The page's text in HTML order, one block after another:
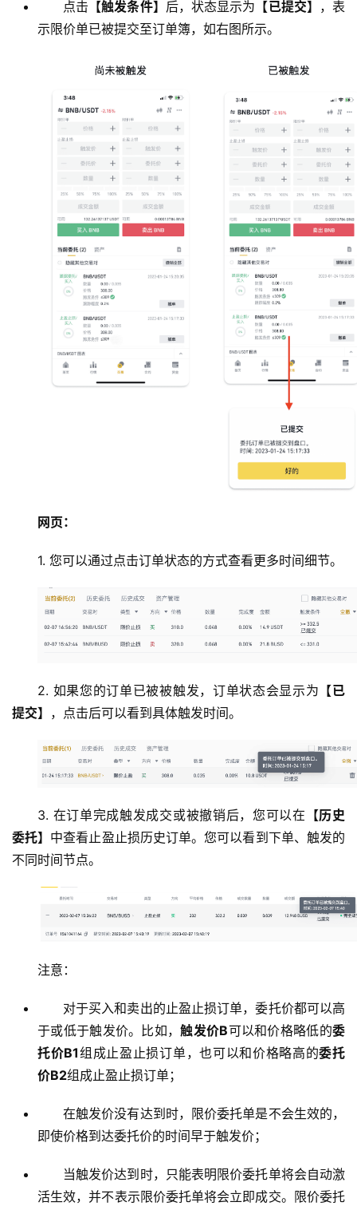
常
点击 【触发条件】 后，状态显示为 【已提交】 ，表
示限价单已被提交至订单簿，如右图所示。
网页：
1. 您可以通过点击订单状态的方式查看更多时间细节。
2. 如果您的订单已被被触发，订单状态会显示为 【已
提交】 ，点击后可以看到具体触发时间。
3. 在订单完成触发成交或被撤销后，您可以在 【历史
委托】 中查看止盈止损历史订单。您可以看到下单、触发的
不同时间节点。
注意：
对于买入和卖出的止盈止损订单，委托价都可以高
于或低于触发价。比如，触发价B可以和价格略低的委
托价B1组成止盈止损订单，也可以和价格略高的委托
价B2组成止盈止损订单；
在触发价没有达到时，限价委托单是不会生效的，
即使价格到达委托价的时间早于触发价；
当触发价达到时，只能表明限价委托单将会自动激
活生效，并不表示限价委托单将会立即成交。限价委托